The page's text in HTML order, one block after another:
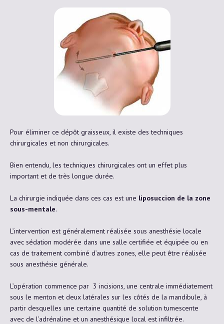
Pour éliminer ce dépôt graisseux, il existe des techniques
chirurgicales et non chirurgicales.
Bien entendu, les techniques chirurgicales ont un effet plus
important et de très longue durée.
La chirurgie indiquée dans ces cas est une liposuccion de la zone
sous-mentale.
L’intervention est généralement réalisée sous anesthésie locale
avec sédation modérée dans une salle certifiée et équipée ou en
cas de traitement combiné d’autres zones, elle peut être réalisée
sous anesthésie générale.
L’opération commence par 3 incisions, une centrale immédiatement
sous le menton et deux latérales sur les côtés de la mandibule, à
partir desquelles une certaine quantité de solution tumescente
avec de l’adrénaline et un anesthésique local est infiltrée.